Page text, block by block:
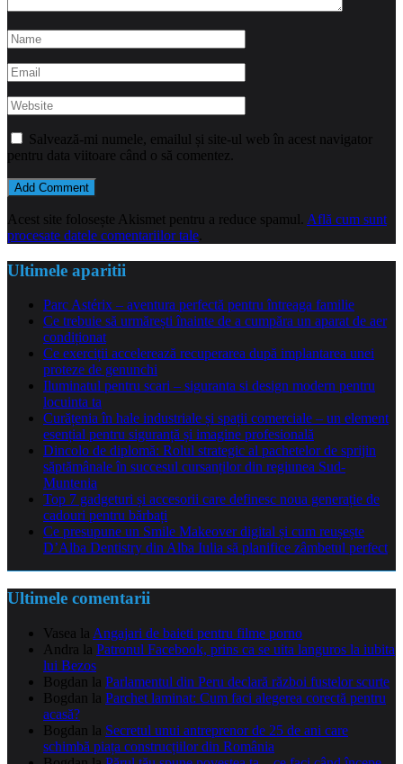
Salvează-mi numele, emailul și site-ul web în acest navigator
pentru data viitoare când o să comentez.
Acest site folosește Akismet pentru a reduce spamul. Află cum sunt
procesate datele comentariilor tale
Ultimele aparitii
Parc Astérix – aventura perfectă pentru întreaga familie
Ce trebuie să urmărești înainte de a cumpăra un aparat de aer
condiționat
Ce exerciții accelerează recuperarea după implantarea unei
proteze de genunchi
Iluminatul pentru scari – siguranta si design modern pentru
locuinta ta
Curățenia în hale industriale și spații comerciale – un element
esențial pentru siguranță și imagine profesională
Dincolo de diplomă: Rolul strategic al pachetelor de sprijin
săptămânale în succesul cursanților din regiunea Sud-
Muntenia
Top 7 gadgeturi și accesorii care definesc noua generație de
cadouri pentru bărbați
Ce presupune un Smile Makeover digital și cum reușește
D’Alba Dentistry din Alba Iulia să planifice zâmbetul perfect
Ultimele comentarii
Vasea la Angajari de baieti pentru filme porno
Andra la Patronul Facebook, prins ca se uita languros la iubita
lui Bezos
Bogdan la Parlamentul din Peru declară război fustelor scurte
Bogdan la Parchet laminat: Cum faci alegerea corectă pentru
acasă?
Bogdan la Secretul unui antreprenor de 25 de ani care
schimbă piața construcțiilor din România